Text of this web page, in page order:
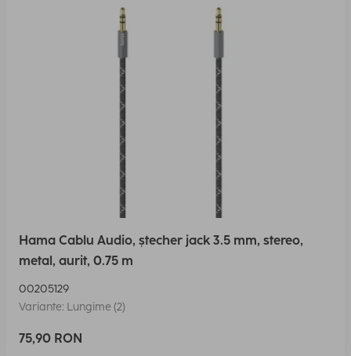
Hama Cablu Audio, ștecher jack 3.5 mm, stereo,
metal, aurit, 0.75 m
00205129
Variante: Lungime (2)
75,90 RON